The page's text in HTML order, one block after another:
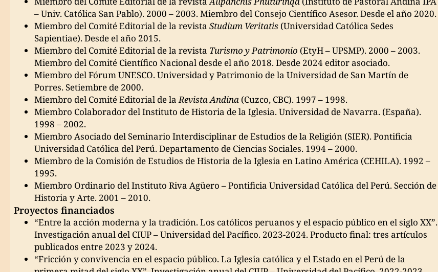
– Univ. Católica San Pablo). 2000 – 2003. Miembro del Consejo Científico Asesor. Desde el año 2020.
Miembro del Comité Editorial de la revistaStudium Veritatis (Universidad Católica Sedes
Sapientiae). Desde el año 2015.
Miembro del Comité Editorial de la revista Turismo y Patrimonio (EtyH – UPSMP). 2000 – 2003.
Miembro del Comité Científico Nacional desde el año 2018. Desde 2024 editor asociado.
Miembro del Fórum UNESCO. Universidad y Patrimonio de la Universidad de San Martín de
Porres. Setiembre de 2000.
Miembro del Comité Editorial de la Revista Andina (Cuzco, CBC). 1997 – 1998.
Miembro Colaborador del Instituto de Historia de la Iglesia. Universidad de Navarra. (España).
1998 – 2002.
Miembro Asociado del Seminario Interdisciplinar de Estudios de la Religión (SIER). Pontificia
Universidad Católica del Perú. Departamento de Ciencias Sociales. 1994 – 2000.
Miembro de la Comisión de Estudios de Historia de la Iglesia en Latino América (CEHILA). 1992 –
1995.
Miembro Ordinario del Instituto Riva Agüero – Pontificia Universidad Católica del Perú. Sección de
Historia y Arte. 2001 – 2010.
Proyectos financiados
“Entre la acción moderna y la tradición. Los católicos peruanos y el espacio público en el siglo XX”.
Investigación anual del CIUP – Universidad del Pacífico. 2023-2024. Producto final: tres artículos
publicados entre 2023 y 2024.
“Fricción y convivencia en el espacio público. La Iglesia católica y el Estado en el Perú de la